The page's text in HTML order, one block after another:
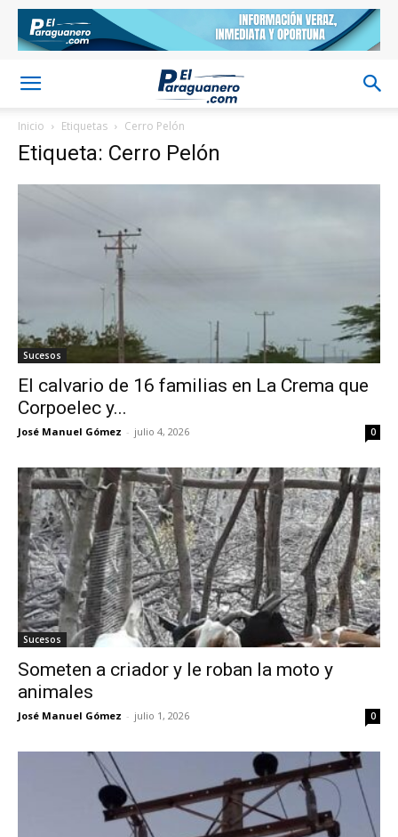
Inicio Etiquetas Cerro Pelón
Etiqueta: Cerro Pelón
Sucesos
El calvario de 16 familias en La Crema que
Corpoelec y...
José Manuel Gómez - julio 4, 2026 0
Sucesos
Someten a criador y le roban la moto y
animales
José Manuel Gómez - julio 1, 2026 0